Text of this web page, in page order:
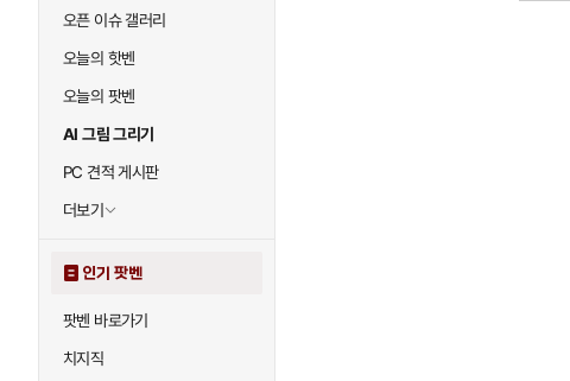
오픈 이슈 갤러리
오늘의 핫벤
오늘의 팟벤
AI 그림 그리기
PC 견적 게시판
더보기
인기 팟벤
팟벤 바로가기
치지직